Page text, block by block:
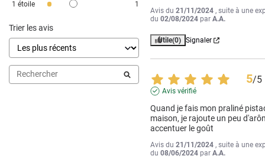
1 étoile 1
Trier les avis
Avis du21/11/2024 , suite à une
du02/08/2024 parA.A.
Utile(0) Signaler
5/5
Avis vérifié
Quand je fais mon praliné
maison, je rajoute un peu
accentuer le goût
Avis du21/11/2024 , suite à une
du08/06/2024 parA.A.